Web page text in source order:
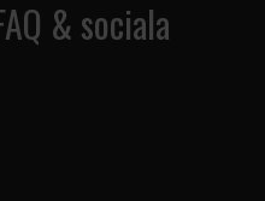
& sociala